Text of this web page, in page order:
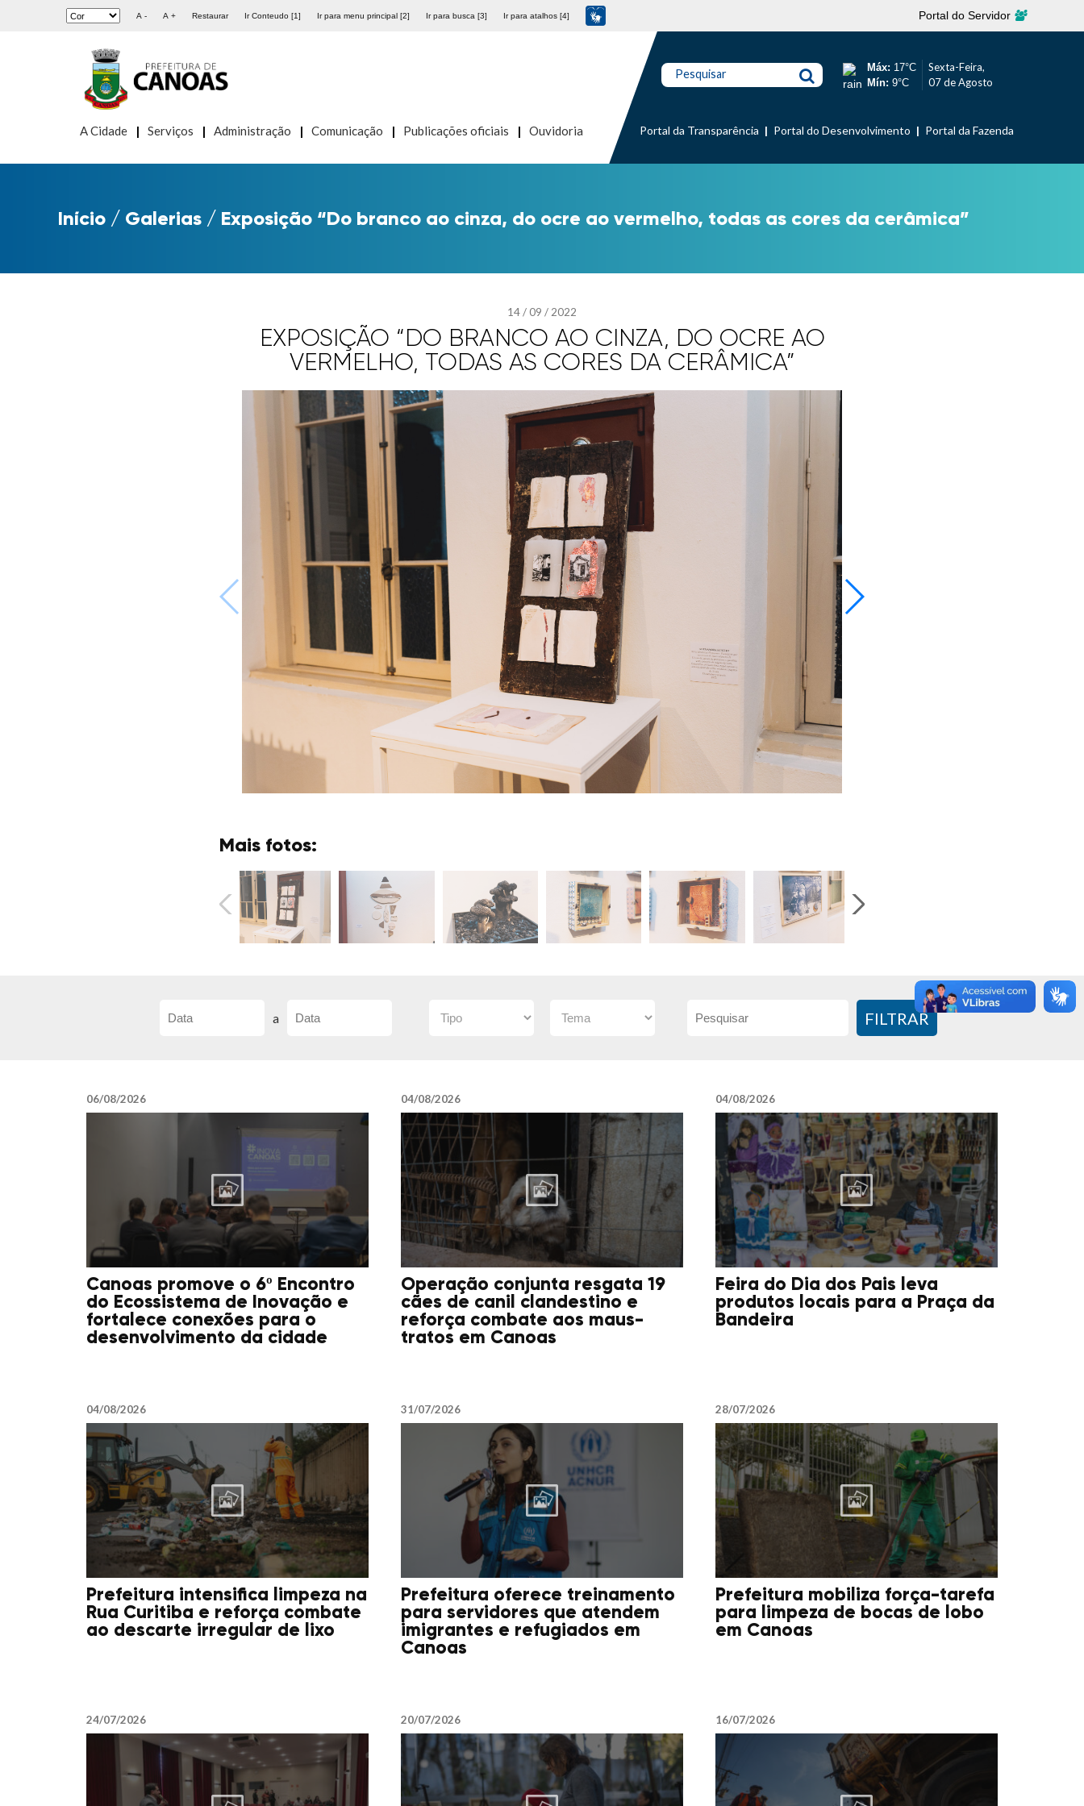
A - A + Restaurar Ir Conteudo [1] Ir para menu principal [2] Ir para busca [3] Ir para atalhos [4] Portal do Servidor
A Cidade Serviços Administração Comunicação Publicações oficiais Ouvidoria
Pesquisar Máx: 17°C
Mín: 9°C
Sexta-Feira,
07 de Agosto
Portal da Transparência Portal do Desenvolvimento Portal da Fazenda
Início / Galerias / Exposição “Do branco ao cinza, do ocre ao vermelho, todas as cores da cerâmica”
14/09 /2022
EXPOSIÇÃO “DO BRANCO AO CINZA, DO OCRE AO
VERMELHO, TODAS AS CORES DA CERÂMICA”
Mais fotos:
a FILTRAR
06/08/2026
Canoas promove o 6º Encontro
do Ecossistema de Inovação e
fortalece conexões para o
desenvolvimento da cidade
04/08/2026
Operação conjunta resgata 19
cães de canil clandestino e
reforça combate aos maus-
tratos em Canoas
04/08/2026
Feira do Dia dos Pais leva
produtos locais para a Praça da
Bandeira
04/08/2026
Prefeitura intensifica limpeza na
Rua Curitiba e reforça combate
ao descarte irregular de lixo
31/07/2026
Prefeitura oferece treinamento
para servidores que atendem
imigrantes e refugiados em
Canoas
28/07/2026
Prefeitura mobiliza força-tarefa
para limpeza de bocas de lobo
em Canoas
24/07/2026 20/07/2026 16/07/2026